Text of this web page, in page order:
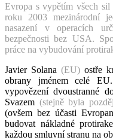
Evropa s vypětím všech
roku 2003 mezinárodní
nasazení v operacích
bezpečnosti bez USA.
práce na vybudování
Javier Solana (EU) ostře
obrany jménem celé
vypovězení dvoustranné
Svazem (stejně byla
(ovšem bez účasti
budovat nákladné
každou smluvní stranu na